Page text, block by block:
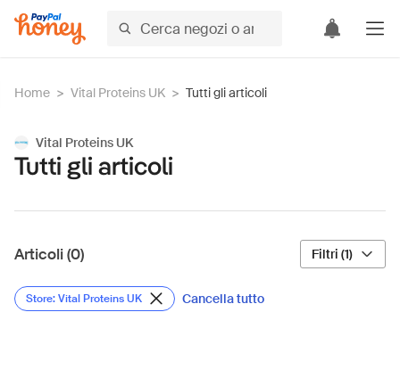
Home > Vital Proteins UK > Tutti gli articoli
Vital Proteins UK
Tutti gli articoli
Articoli (0) Filtri (1)
Store: Vital Proteins UK Cancella tutto